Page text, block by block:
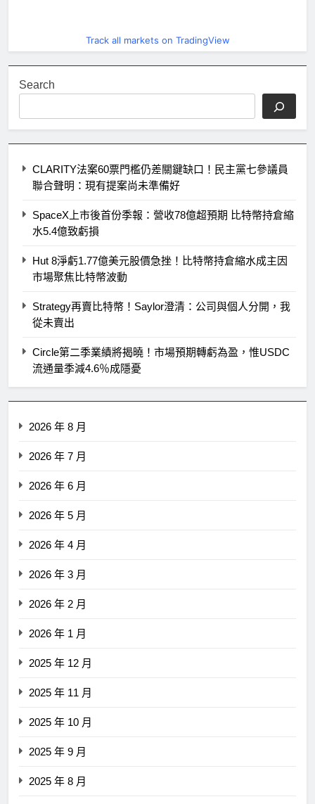
Track all markets on TradingView
Search
CLARITY法案60票門檻仍差關鍵缺口！民主黨七參議員
聯合聲明：現有提案尚未準備好
SpaceX上市後首份季報：營收78億超預期 比特幣持倉縮
水5.4億致虧損
Hut 8淨虧1.77億美元股價急挫！比特幣持倉縮水成主因
市場聚焦比特幣波動
Strategy再賣比特幣！Saylor澄清：公司與個人分開，我
從未賣出
Circle第二季業績將揭曉！市場預期轉虧為盈，惟USDC
流通量季減4.6％成隱憂
2026 年 8 月
2026 年 7 月
2026 年 6 月
2026 年 5 月
2026 年 4 月
2026 年 3 月
2026 年 2 月
2026 年 1 月
2025 年 12 月
2025 年 11 月
2025 年 10 月
2025 年 9 月
2025 年 8 月